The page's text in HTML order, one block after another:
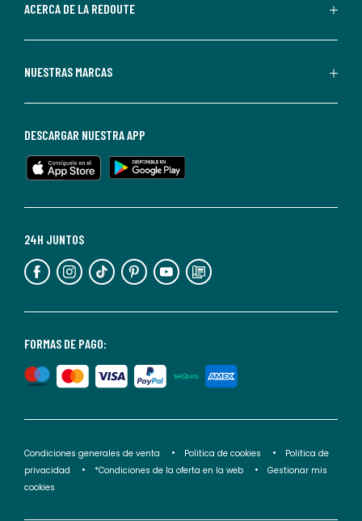
Redoute.
de
en
cualquier
Para
información,
puedes
de
privacidad</2>.
ACERCA DE LA REDOUTE
NUESTRAS MARCAS
FORMAS DE PAGO:
24H JUNTOS
DESCARGAR NUESTRA APP
Condiciones generales de venta Politica de cookies
Politica de
privacidad
*Condiciones de la oferta en la web
Gestionar mis
cookies